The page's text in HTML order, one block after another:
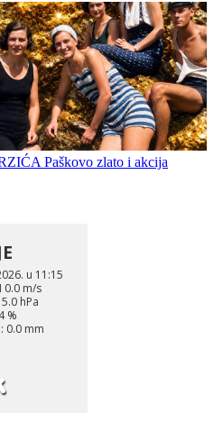
Paškovo zlato i akcija